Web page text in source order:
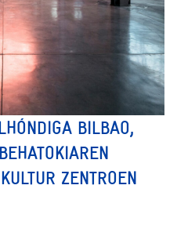
BILBAO,
ZENTROEN